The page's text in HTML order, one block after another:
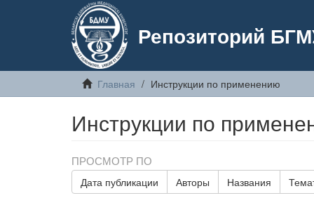
Репозиторий
Главная Инструкции по применению
Инструкции по
ПРОСМОТР ПО
Дата публикации Авторы Названия